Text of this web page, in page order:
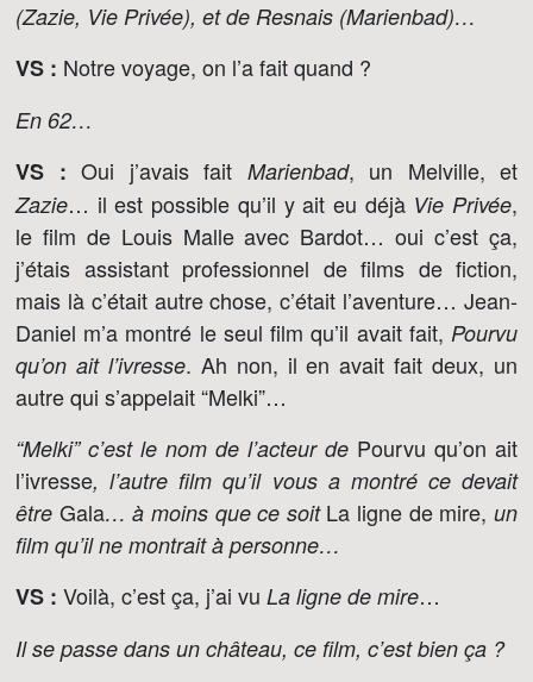
(Zazie, Vie Privée), et de Resnais (Marienbad)…
VS : Notre voyage, on l’a fait quand ?
En 62…
VS : Oui j’avais fait Marienbad, un Melville, et
Zazie… il est possible qu’il y ait eu déjà Vie Privée,
le film de Louis Malle avec Bardot… oui c’est ça,
j’étais assistant professionnel de films de fiction,
mais là c’était autre chose, c’était l’aventure… Jean-
Daniel m’a montré le seul film qu’il avait fait, Pourvu
qu’on ait l’ivresse. Ah non, il en avait fait deux, un
autre qui s’appelait “Melki”…
“Melki” c’est le nom de l’acteur de Pourvu qu’on ait
l’ivresse, l’autre film qu’il vous a montré ce devait
être Gala… à moins que ce soitLa ligne de mire,un
film qu’il ne montrait à personne…
VS : Voilà, c’est ça, j’ai vu La ligne de mire…
Il se passe dans un château, ce film, c’est bien ça ?